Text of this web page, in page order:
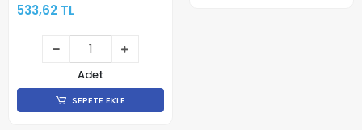
Çelik- Klon
533,62 TL
Adet
SEPETE EKLE